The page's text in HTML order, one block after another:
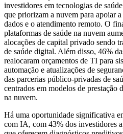
investidores em tecnologias de
que priorizam a nuvem para apoiar
dados e o atendimento remoto. O
plataformas de saúde na nuvem
alocações de capital privado sendo
de saúde digital. Além disso, 46%
realocaram orçamentos de TI para
automação e atualizações de
das parcerias público-privadas de
centrados em modelos de prestação
na nuvem.
Há uma oportunidade significativa
com IA, com 43% dos investidores